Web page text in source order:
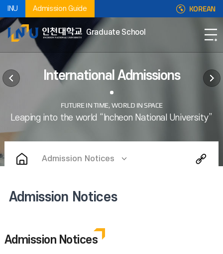
INU Admission Guide KOREAN
Graduate School
International Admissions
Admission Notices
Admission Notices
Admission Notices